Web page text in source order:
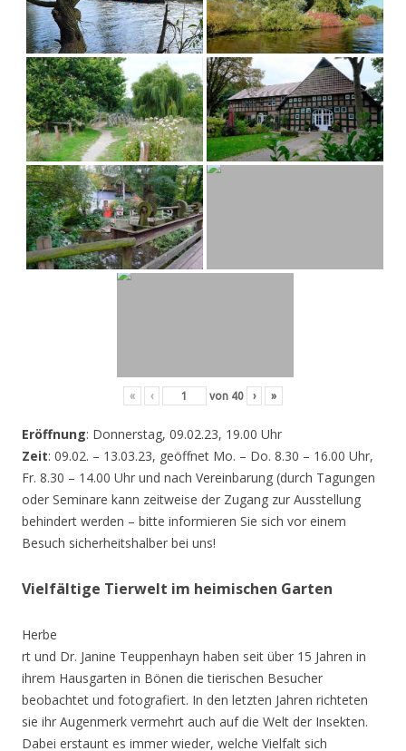
« ‹ von 40 › »
Eröffnung: Donnerstag, 09.02.23, 19.00 Uhr
Zeit: 09.02. – 13.03.23, geöffnet Mo. – Do. 8.30 – 16.00 Uhr,
Fr. 8.30 – 14.00 Uhr und nach Vereinbarung (durch Tagungen
oder Seminare kann zeitweise der Zugang zur Ausstellung
behindert werden – bitte informieren Sie sich vor einem
Besuch sicherheitshalber bei uns!
Vielfältige Tierwelt im heimischen Garten
Herbe
rt und Dr. Janine Teuppenhayn haben seit über 15 Jahren in
ihrem Hausgarten in Bönen die tierischen Besucher
beobachtet und fotografiert. In den letzten Jahren richteten
sie ihr Augenmerk vermehrt auch auf die Welt der Insekten.
Dabei erstaunt es immer wieder, welche Vielfalt sich